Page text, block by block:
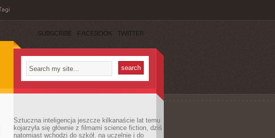
Tagi
SUBSCRIBE FACEBOOK TWITTER
Sztuczna inteligencja jeszcze kilkanaście lat temu
kojarzyła się głównie z filmami science fiction, dziś
natomiast wchodzi do szkół, na uczelnie i do